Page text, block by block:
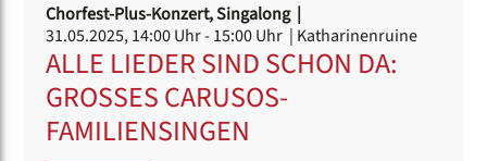
Chorfest-Plus-Konzert, Singalong |
31.05.2025, 14:00 Uhr- 15:00 Uhr | Katharinenruine
ALLE LIEDER SIND SCHON DA:
GROSSES CARUSOS-
FAMILIENSINGEN